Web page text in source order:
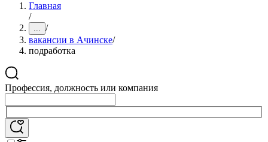
Главная
/
... /
вакансии в Ачинске/
подработка
Профессия, должность или компания